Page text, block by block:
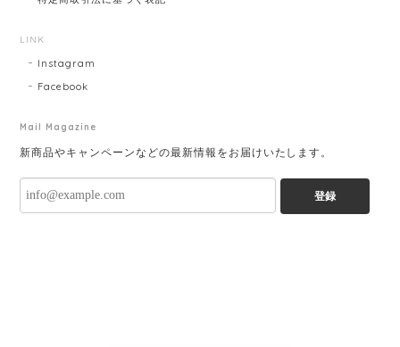
LINK
Instagram
Facebook
Mail Magazine
新商品やキャンペーンなどの最新情報をお届けいたします。
登録